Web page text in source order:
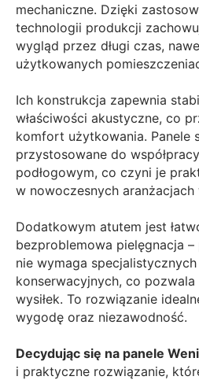
mechaniczne. Dzięki
technologii produkcji
wygląd przez długi czas,
użytkowanych
Ich konstrukcja zapewnia
właściwości akustyczne, co
komfort użytkowania. Panele
przystosowane do
podłogowym, co czyni je
w nowoczesnych aranżacjach
Dodatkowym atutem jest
bezproblemowa pielęgnacja
nie wymaga
konserwacyjnych, co
wysiłek. To rozwiązanie
wygodę oraz niezawodność.
Decydując się na panele
i praktyczne rozwiązanie,